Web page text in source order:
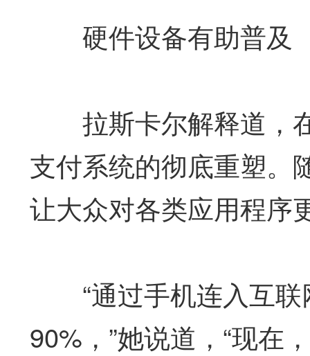
硬件设备有助普及
拉斯卡尔解释道，
支付系统的彻底重塑。
让大众对各类应用程序
“通过手机连入互联
90%，”她说道，“现在